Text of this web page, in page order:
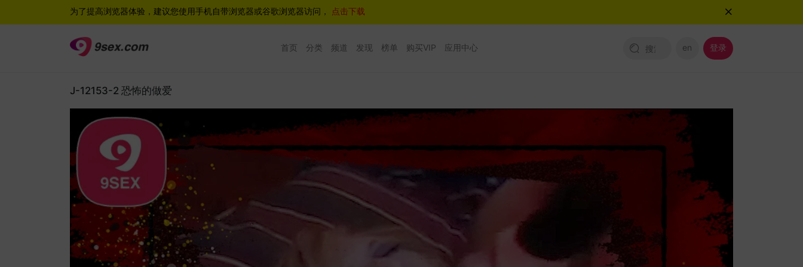
为了提高浏览器体验，建议您使用手机自带浏览器或谷歌浏览器访问， 点击下载
首页 分类 频道 发现 榜单 购买VIP 应用中心 en 登录
J-12153-2 恐怖的做爱